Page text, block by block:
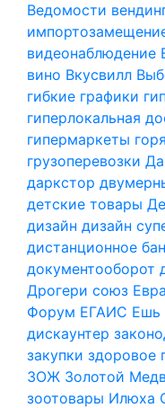
Ведомости
видеонаблюдение
вино Вкусвилл
гибкие графики
гиперлокальная
гипермаркеты
грузоперевозки
даркстор
детские товары
дизайн дизайн
дистанционное
документооборот
Дрогери союз
Форум ЕГАИС Ешь
дискаунтер
закупки здоровое
ЗОЖ Золотой
зоотовары Илюха